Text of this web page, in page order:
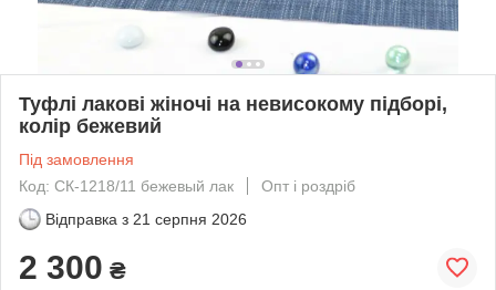
Туфлі лакові жіночі на невисокому підборі,
колір бежевий
Під замовлення
Код: СК-1218/11 бежевый лак
Опт і роздріб
Відправка з 21 серпня 2026
2 300 ₴